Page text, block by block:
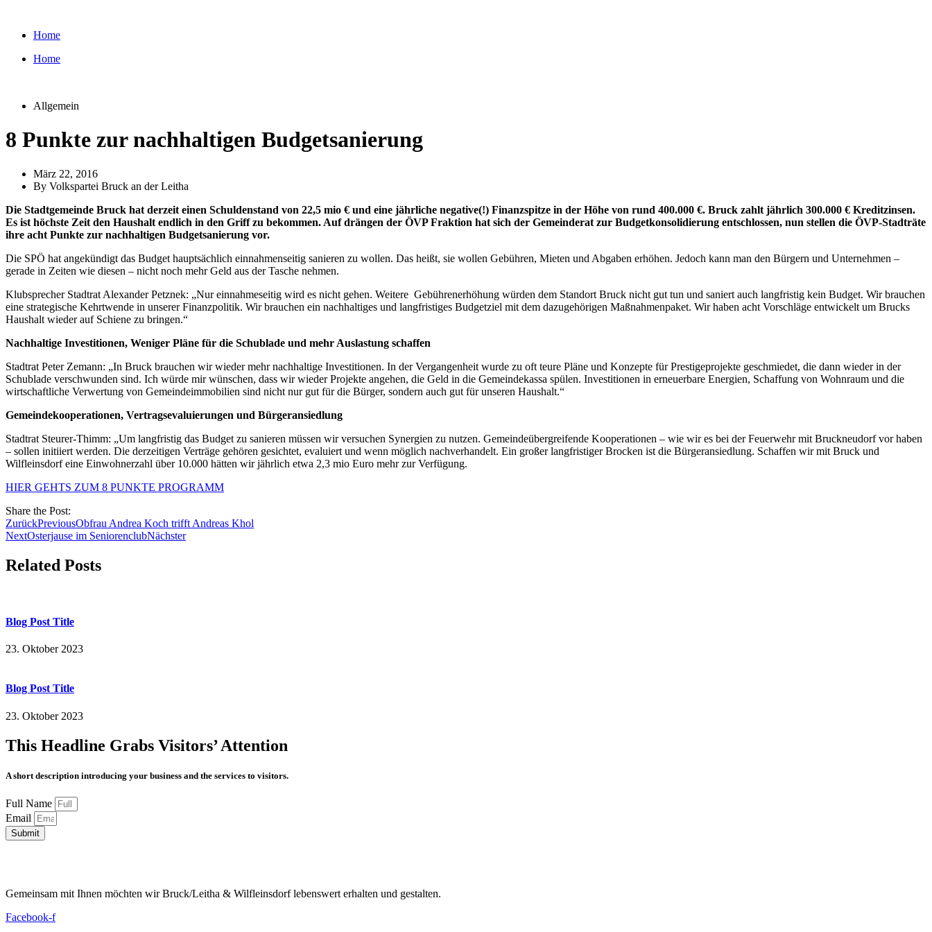
wechselnHome
Home
Allgemein
8 Punkte zur nachhaltigen Budgetsanierung
März 22, 2016
By Volkspartei Bruck an der Leitha
Die Stadtgemeinde Bruck hat derzeit einen Schuldenstand von 22,5 mio € und eine jährliche negative(!) Finanzspitze in der Höhe von rund 400.000 €. Bruck zahlt jährlich 300.000 € Kreditzinsen.
Es ist höchste Zeit den Haushalt endlich in den Griff zu bekommen. Auf drängen der ÖVP Fraktion hat sich der Gemeinderat zur Budgetkonsolidierung entschlossen, nun stellen die ÖVP-Stadträte
ihre acht Punkte zur nachhaltigen Budgetsanierung vor.
Die SPÖ hat angekündigt das Budget hauptsächlich einnahmenseitig sanieren zu wollen. Das heißt, sie wollen Gebühren, Mieten und Abgaben erhöhen. Jedoch kann man den Bürgern und Unternehmen –
gerade in Zeiten wie diesen – nicht noch mehr Geld aus der Tasche nehmen.
Klubsprecher Stadtrat Alexander Petznek: „Nur einnahmeseitig wird es nicht gehen. Weitere Gebührenerhöhung würden dem Standort Bruck nicht gut tun und saniert auch langfristig kein Budget. Wir brauchen
eine strategische Kehrtwende in unserer Finanzpolitik. Wir brauchen ein nachhaltiges und langfristiges Budgetziel mit dem dazugehörigen Maßnahmenpaket. Wir haben acht Vorschläge entwickelt um Brucks
Haushalt wieder auf Schiene zu bringen.“
Nachhaltige Investitionen, Weniger Pläne für die Schublade und mehr Auslastung schaffen
Stadtrat Peter Zemann: „In Bruck brauchen wir wieder mehr nachhaltige Investitionen. In der Vergangenheit wurde zu oft teure Pläne und Konzepte für Prestigeprojekte geschmiedet, die dann wieder in der
Schublade verschwunden sind. Ich würde mir wünschen, dass wir wieder Projekte angehen, die Geld in die Gemeindekassa spülen. Investitionen in erneuerbare Energien, Schaffung von Wohnraum und die
wirtschaftliche Verwertung von Gemeindeimmobilien sind nicht nur gut für die Bürger, sondern auch gut für unseren Haushalt.“
Gemeindekooperationen, Vertragsevaluierungen und Bürgeransiedlung
Stadtrat Steurer-Thimm: „Um langfristig das Budget zu sanieren müssen wir versuchen Synergien zu nutzen. Gemeindeübergreifende Kooperationen – wie wir es bei der Feuerwehr mit Bruckneudorf vor haben
– sollen initiiert werden. Die derzeitigen Verträge gehören gesichtet, evaluiert und wenn möglich nachverhandelt. Ein großer langfristiger Brocken ist die Bürgeransiedlung. Schaffen wir mit Bruck und
Wilfleinsdorf eine Einwohnerzahl über 10.000 hätten wir jährlich etwa 2,3 mio Euro mehr zur Verfügung.
HIER GEHTS ZUM 8 PUNKTE PROGRAMM
Share the Post:
ZurückPreviousObfrau Andrea Koch trifft Andreas Khol
NextOsterjause im SeniorenclubNächster
Related Posts
Blog Post Title
23. Oktober 2023
Blog Post Title
23. Oktober 2023
This Headline Grabs Visitors’ Attention
A short description introducing your business and the services to visitors.
Full Name
Email
Submit
Gemeinsam mit Ihnen möchten wir Bruck/Leitha & Wilfleinsdorf lebenswert erhalten und gestalten.
Facebook-f